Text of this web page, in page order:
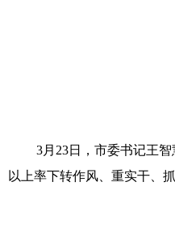
3月23日，市委书记王
以上率下转作风、重实干、